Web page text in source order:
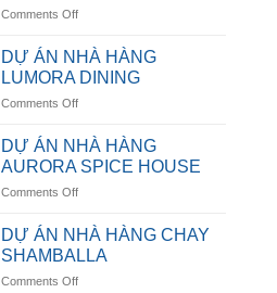
Comments Offon
HIGHLANDS
RESTAURANT
DỰ ÁN NHÀ HÀNG
LUMORA DINING
Comments Offon
ÁN
NHÀ
HÀNG
LUMORA
DỰ ÁN NHÀ HÀNG
AURORA SPICE HOUSE
Comments Offon
ÁN
NHÀ
HÀNG
AURORA
DỰ ÁN NHÀ HÀNG CHAY
SHAMBALLA
Comments Offon